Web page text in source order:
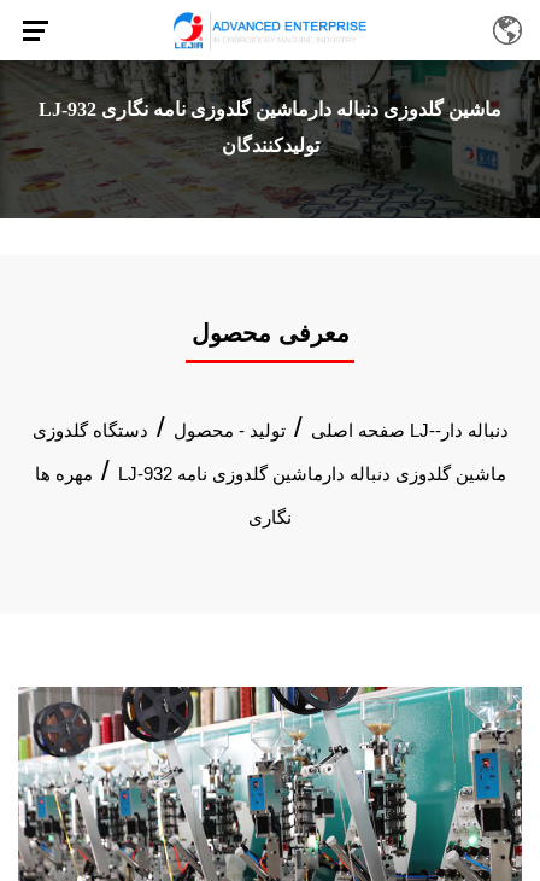
LJ-932 ماشین گلدوزی دنباله دارماشین گلدوزی نامه نگاری
تولیدکنندگان
معرفی محصول
صفحه اصلی /تولید - محصول / دستگاه گلدوزی LJ-دنباله دار-
مهره ها / LJ-932 ماشین گلدوزی دنباله دارماشین گلدوزی نامه
نگاری